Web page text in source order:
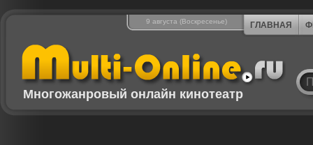
9 августа (Воскресенье) ГЛАВНАЯ
Многожанровый онлайн кинотеатр